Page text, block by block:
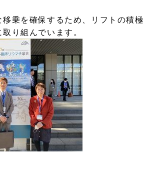
移乗を確保するため、リフトの積極
り組んでいます。